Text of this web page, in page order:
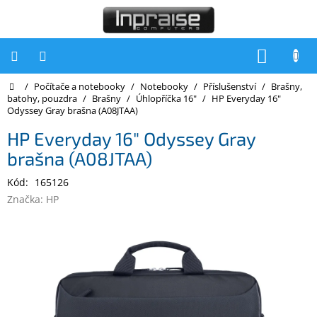
Počítače
Počítače
Notebooky
Tiskárny
Domů
/ Počítače a notebooky / Notebooky / Příslušenství / Brašny,
batohy, pouzdra / Brašny / Úhlopříčka 16" / HP Everyday 16"
Odyssey Gray brašna (A08JTAA)
HP Everyday 16" Odyssey Gray
brašna (A08JTAA)
Kód: 165126
Značka: HP